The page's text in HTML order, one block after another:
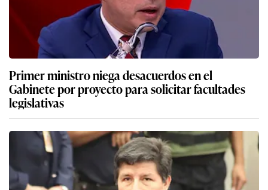
Primer ministro niega desacuerdos en el
Gabinete por proyecto para solicitar facultades
legislativas